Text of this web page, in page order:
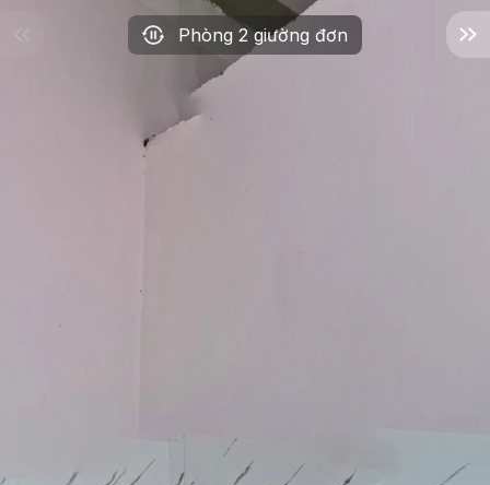
Phòng 2 giường đơn